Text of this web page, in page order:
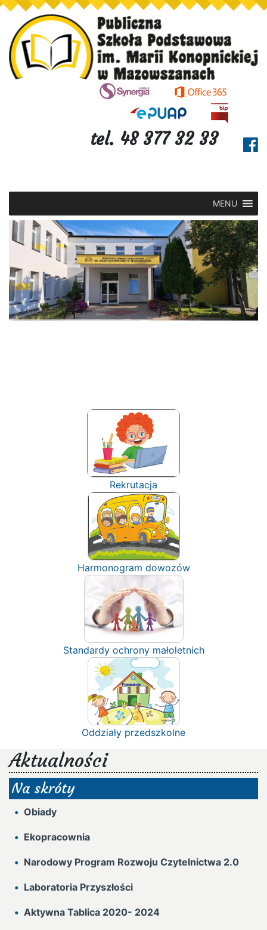
tel. 48 377 32 33
MENU
Rekrutacja
Harmonogram dowozów
Standardy ochrony małoletnich
Oddziały przedszkolne
Aktualności
Na skróty
Obiady
Ekopracownia
Narodowy Program Rozwoju Czytelnictwa 2.0
Laboratoria Przyszłości
Aktywna Tablica 2020- 2024